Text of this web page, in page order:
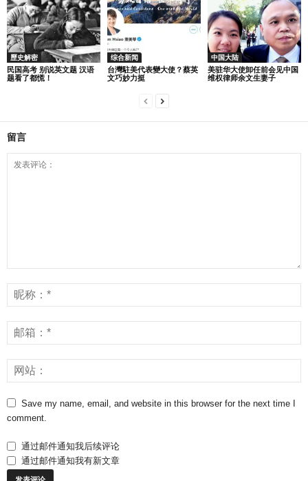
歷史解密
民国高考 别说英文题 汉语
题看了都慌！
综合新闻
台灣駐美代表變大使？蔡英
文巧妙力挺
中国大陆
美驻华大使卸任前会见中国
维权律师余文生妻子
留言
Save my name, email, and website in this browser for the next time I
comment.
通过邮件通知我后续评论
通过邮件通知我有新文章